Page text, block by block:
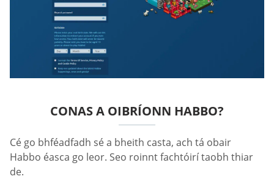
CONAS A OIBRÍONN HABBO?
Cé go bhféadfadh sé a bheith casta, ach tá obair
Habbo éasca go leor. Seo roinnt fachtóirí taobh thiar
de.